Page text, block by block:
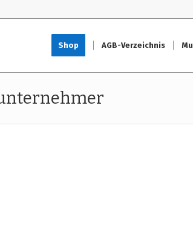
Shop AGB-Verzeichnis